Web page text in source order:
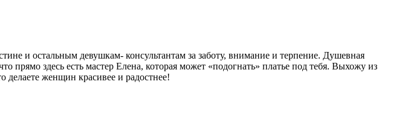
и остальным девушкам- консультантам за заботу, внимание и терпение. Душевная
прямо здесь есть мастер Елена, которая может «подогнать» платье под тебя. Выхожу из
женщин красивее и радостнее!